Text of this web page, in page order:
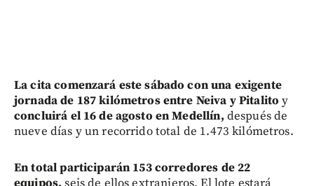
La cita comenzará este sábado con una exigente
jornada de 187 kilómetros entre Neiva y Pitalito y
concluirá el 16 de agosto en Medellín, después de
nueve días y un recorrido total de 1.473 kilómetros.
En total participarán 153 corredores de 22
equipos,seis de ellos extranjeros. El lote estará